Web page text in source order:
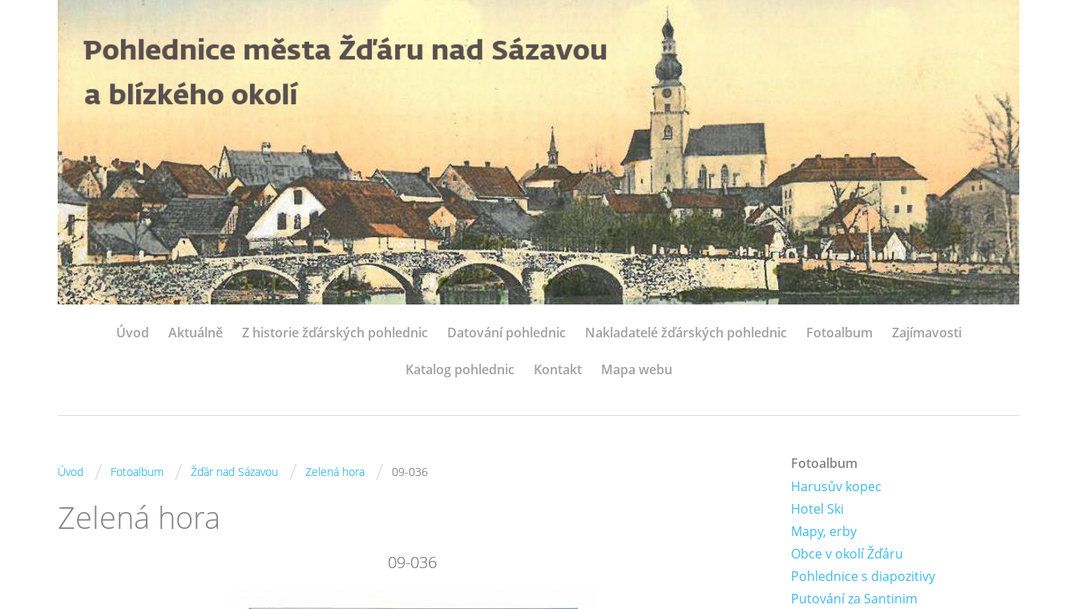
Úvod Aktuálně Z historie žďárských pohlednic Datování pohlednic Nakladatelé žďárských pohlednic Fotoalbum Zajímavosti
Katalog pohlednic Kontakt Mapa webu
Úvod / Fotoalbum / Žďár nad Sázavou / Zelená hora / 09-036
Zelená hora
09-036
Fotoalbum
Harusův kopec
Hotel Ski
Mapy, erby
Obce v okolí Žďáru
Pohlednice s diapozitivy
Putování za Santinim